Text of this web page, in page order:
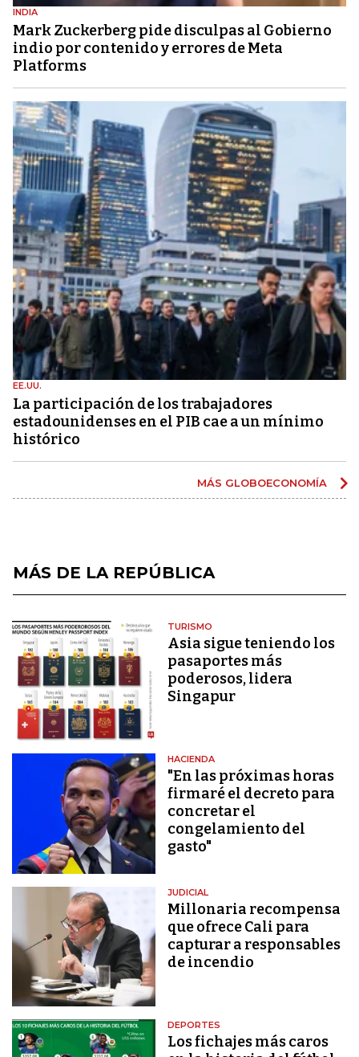
INDIA
Mark Zuckerberg pide disculpas al Gobierno
indio por contenido y errores de Meta
Platforms
EE.UU.
La participación de los trabajadores
estadounidenses en el PIB cae a un mínimo
histórico
MÁS GLOBOECONOMÍA
MÁS DE LA REPÚBLICA
TURISMO
Asia sigue teniendo los
pasaportes más
poderosos, lidera
Singapur
HACIENDA
"En las próximas horas
firmaré el decreto para
concretar el
congelamiento del
gasto"
JUDICIAL
Millonaria recompensa
que ofrece Cali para
capturar a responsables
de incendio
DEPORTES
Los fichajes más caros